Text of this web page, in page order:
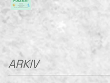
ARKIV